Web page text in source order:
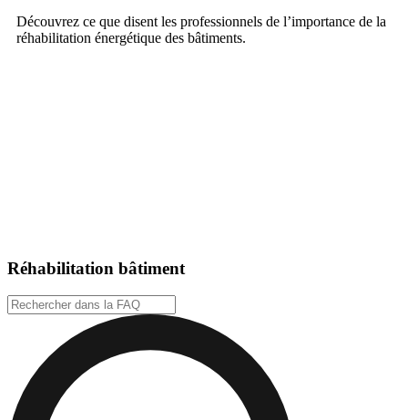
Découvrez ce que disent les professionnels de l’importance de la
réhabilitation énergétique des bâtiments.
Réhabilitation bâtiment